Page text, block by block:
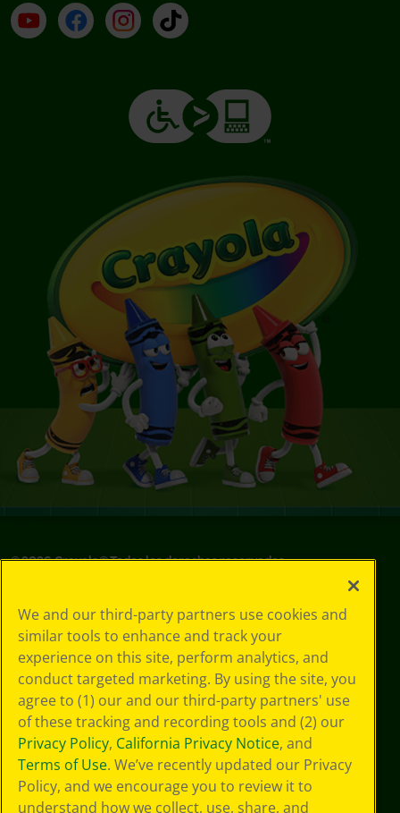
YouTube (en inglés)
Facebook (en inglés)
Instagram (en inglés)
TikTok
©2026Crayola® Todos los derechos reservados.
de privacidad
Política de
privacidad
Términos de SMS
GDPR
Aviso de
privacidad de CA
Cookie
Preferences
Condiciones de
uso
We and our third-party partners use cookies and
similar tools to enhance and track your
experience on this site, perform analytics, and
conduct targeted marketing. By using the site, you
agree to (1) our and our third-party partners' use
of these tracking and recording tools and (2) our
Privacy Policy, California Privacy Notice, and
Terms of Use. We’ve recently updated our Privacy
Policy, and we encourage you to review it to
understand how we collect, use, share, and